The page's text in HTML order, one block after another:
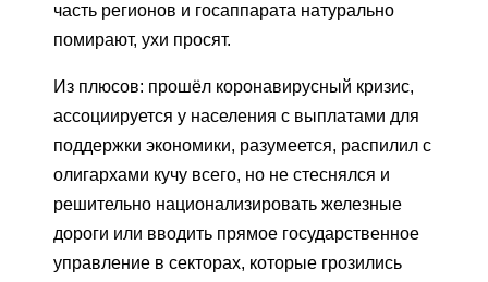
часть регионов и госаппарата натурально
помирают, ухи просят.
Из плюсов: прошёл коронавирусный кризис,
ассоциируется у населения с выплатами для
поддержки экономики, разумеется, распилил с
олигархами кучу всего, но не стеснялся и
решительно национализировать железные
дороги или вводить прямое государственное
управление в секторах, которые грозились